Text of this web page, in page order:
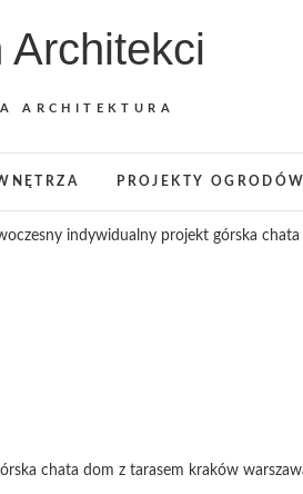
Architekci
ARCHITEKTURA
PROJEKTY OGRODÓW